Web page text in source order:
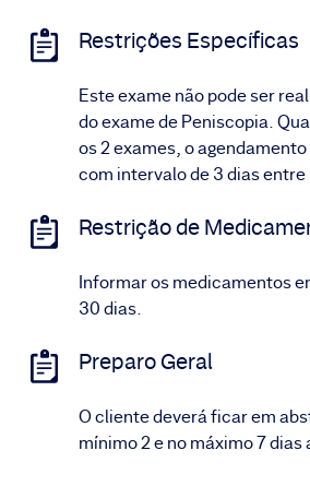
Restrições Específicas
Este exame não pode ser
do exame de Peniscopia.
os 2 exames, o
com intervalo de 3 dias
Restrição de
Informar os medicamentos
30 dias.
Preparo Geral
O cliente deverá ficar em
mínimo 2 e no máximo 7